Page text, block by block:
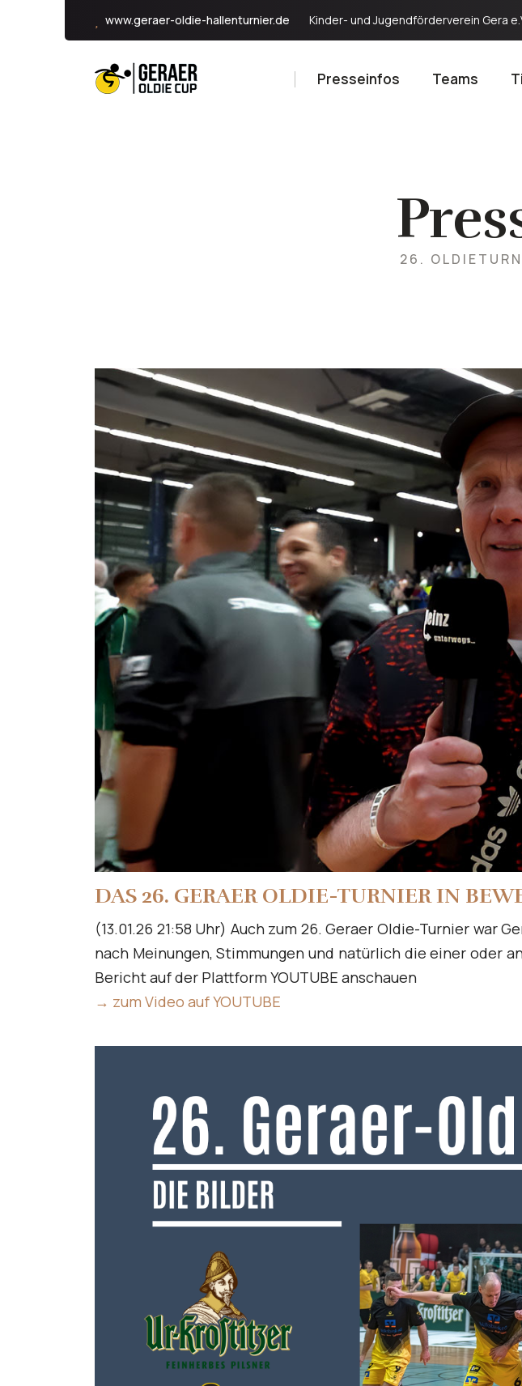
www.geraer-oldie-hallenturnier.de Kinder- und Jugendförderverein Gera
Presseinfos Teams
26.
DAS 26. GERAER OLDIE-TURNIER IN
(13.01.26 21:58 Uhr) Auch zum 26. Geraer Oldie-Turnier war
nach Meinungen, Stimmungen und natürlich die einer oder
Bericht auf der Plattform YOUTUBE anschauen
→ zum Video auf YOUTUBE